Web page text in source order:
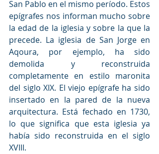
San Pablo en el mismo período. Estos
epígrafes nos informan mucho sobre
la edad de la iglesia y sobre la que la
precede. La iglesia de San Jorge en
Aqoura, por ejemplo, ha sido
demolida y reconstruida
completamente en estilo maronita
del siglo XIX. El viejo epígrafe ha sido
insertado en la pared de la nueva
arquitectura. Está fechado en 1730,
lo que significa que esta iglesia ya
había sido reconstruida en el siglo
XVIII.